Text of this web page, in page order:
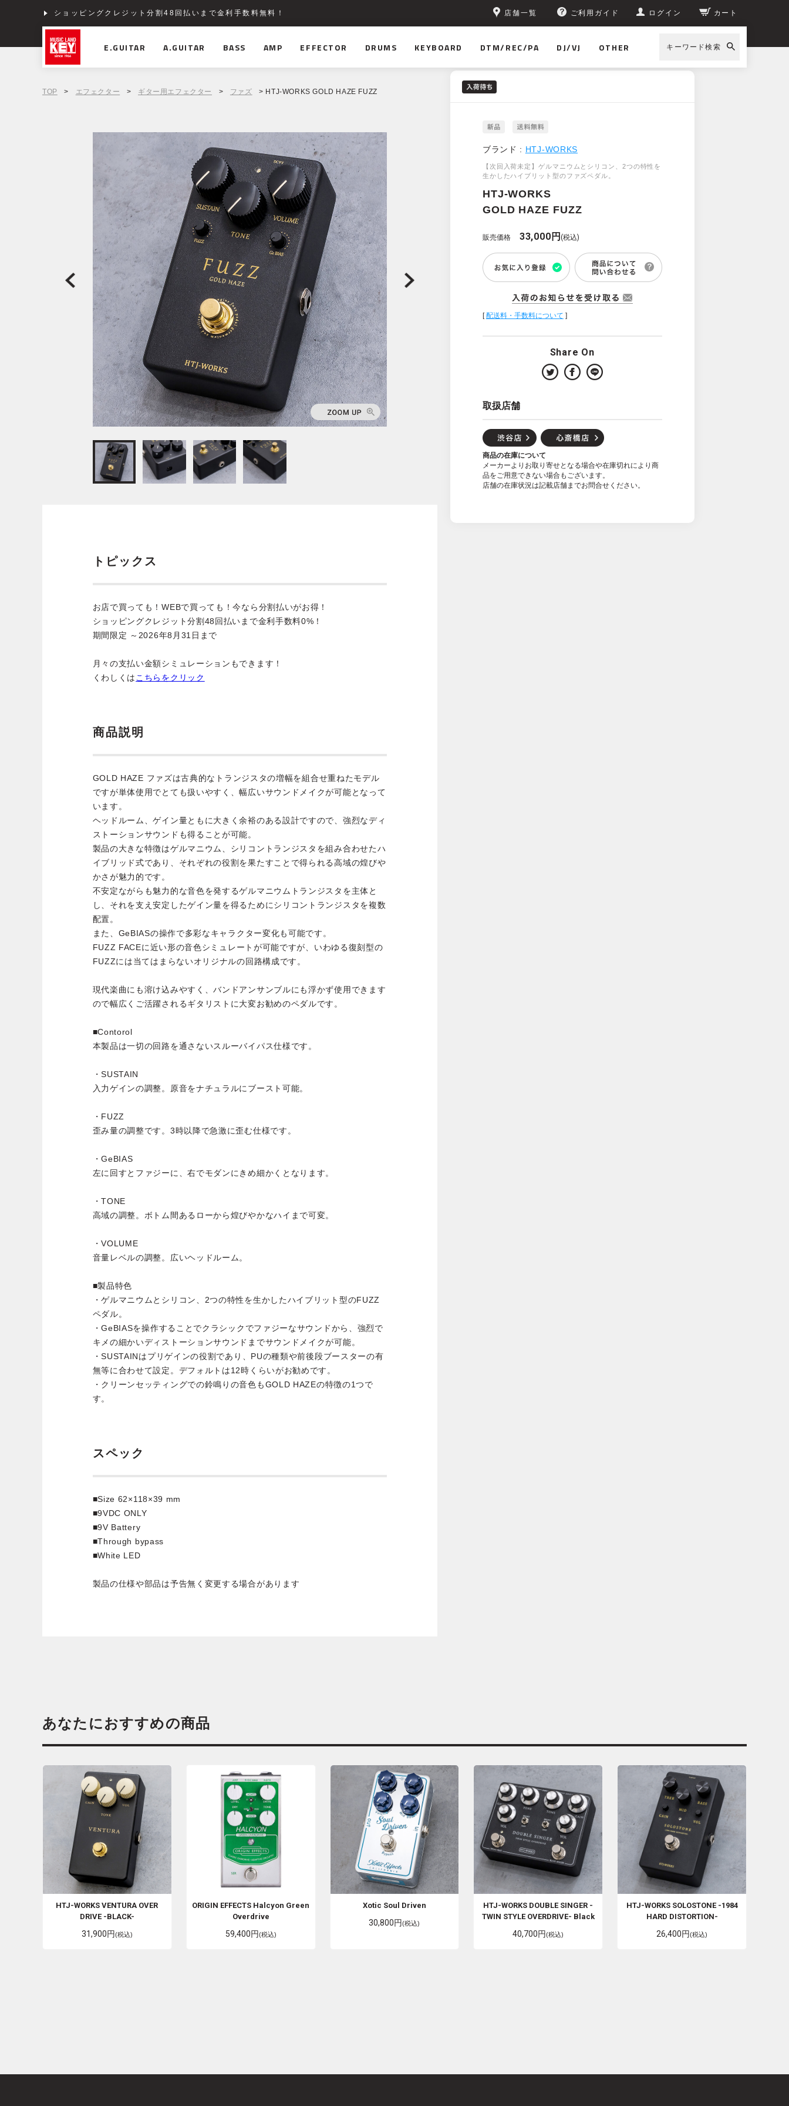
ショッピングクレジット分割48回払いまで金利手数料無料！ 店舗一覧 ご利用ガイド ログイン カート
E.GUITAR A.GUITAR BASS AMP EFFECTOR DRUMS KEYBOARD DTM/REC/PA DJ/VJ OTHER キーワード検索
TOP > エフェクター > ギター用エフェクター > ファズ > HTJ-WORKS GOLD HAZE FUZZ
ブランド : HTJ-WORKS
【次回入荷未定】ゲルマニウムとシリコン、2つの特性を
生かしたハイブリット型のファズペダル。
HTJ-WORKS
GOLD HAZE FUZZ
販売価格 33,000円(税込)
[配送料・手数料について ]
Share On
取扱店舗
商品の在庫について
メーカーよりお取り寄せとなる場合や在庫切れにより商
品をご用意できない場合もございます。
店舗の在庫状況は記載店舗までお問合せください。
トピックス
お店で買っても！WEBで買っても！今なら分割払いがお得！
ショッピングクレジット分割48回払いまで金利手数料0%！
期間限定 ～2026年8月31日まで
月々の支払い金額シミュレーションもできます！
くわしくは こちらをクリック
商品説明
GOLD HAZE ファズは古典的なトランジスタの増幅を組合せ重ねたモデル
ですが単体使用でとても扱いやすく、幅広いサウンドメイクが可能となって
います。
ヘッドルーム、ゲイン量ともに大きく余裕のある設計ですので、強烈なディ
ストーションサウンドも得ることが可能。
製品の大きな特徴はゲルマニウム、シリコントランジスタを組み合わせたハ
イブリッド式であり、それぞれの役割を果たすことで得られる高域の煌びや
かさが魅力的です。
不安定ながらも魅力的な音色を発するゲルマニウムトランジスタを主体と
し、それを支え安定したゲイン量を得るためにシリコントランジスタを複数
配置。
また、GeBIASの操作で多彩なキャラクター変化も可能です。
FUZZ FACEに近い形の音色シミュレートが可能ですが、いわゆる復刻型の
FUZZには当てはまらないオリジナルの回路構成です。
現代楽曲にも溶け込みやすく、バンドアンサンブルにも浮かず使用できます
ので幅広くご活躍されるギタリストに大変お勧めのペダルです。
■Contorol
本製品は一切の回路を通さないスルーバイパス仕様です。
・SUSTAIN
入力ゲインの調整。原音をナチュラルにブースト可能。
・FUZZ
歪み量の調整です。3時以降で急激に歪む仕様です。
・GeBIAS
左に回すとファジーに、右でモダンにきめ細かくとなります。
・TONE
高域の調整。ボトム間あるローから煌びやかなハイまで可変。
・VOLUME
音量レベルの調整。広いヘッドルーム。
■製品特色
・ゲルマニウムとシリコン、2つの特性を生かしたハイブリット型のFUZZ
ペダル。
・GeBIASを操作することでクラシックでファジーなサウンドから、強烈で
キメの細かいディストーションサウンドまでサウンドメイクが可能。
・SUSTAINはプリゲインの役割であり、PUの種類や前後段ブースターの有
無等に合わせて設定。デフォルトは12時くらいがお勧めです。
・クリーンセッティングでの鈴鳴りの音色もGOLD HAZEの特徴の1つで
す。
スペック
■Size 62×118×39 mm
■9VDC ONLY
■9V Battery
■Through bypass
■White LED
製品の仕様や部品は予告無く変更する場合があります
あなたにおすすめの商品
HTJ-WORKSVENTURA OVER
DRIVE -BLACK-
31,900円(税込)
ORIGIN EFFECTS Halcyon Green
Overdrive
59,400円(税込)
Xotic Soul Driven
30,800円(税込)
HTJ-WORKS DOUBLE SINGER -
TWIN STYLE OVERDRIVE- Black
40,700円(税込)
HTJ-WORKS SOLOSTONE -1984
HARD DISTORTION-
26,400円(税込)